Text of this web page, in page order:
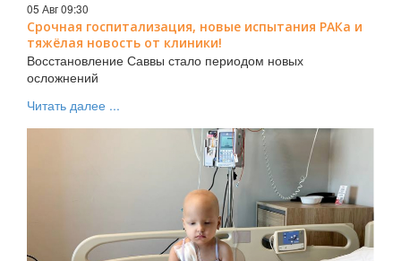
05 Авг 09:30
Срочная госпитализация, новые испытания РАКа и
тяжёлая новость от клиники!
Восстановление Саввы стало периодом новых
осложнений
Читать далее ...